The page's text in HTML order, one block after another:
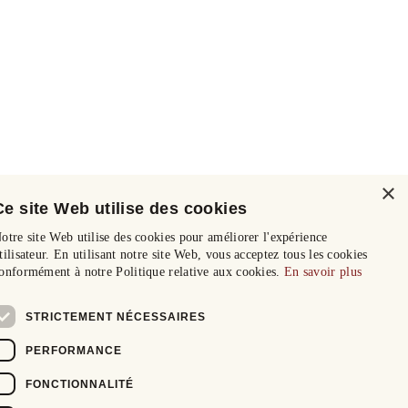
×
site Web utilise des cookies
site Web utilise des cookies pour améliorer l'expérience
En utilisant notre site Web, vous acceptez tous les cookies
à notre Politique relative aux cookies. En savoir plus
STRICTEMENT NÉCESSAIRES
PERFORMANCE
FONCTIONNALITÉ